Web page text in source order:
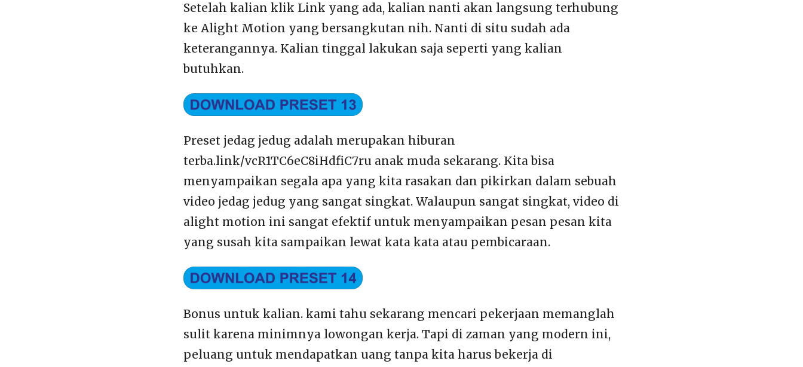
Setelah kalian klik Link yang ada, kalian nanti akan langsung terhubung
ke Alight Motion yang bersangkutan nih. Nanti di situ sudah ada
keterangannya. Kalian tinggal lakukan saja seperti yang kalian
butuhkan.
Preset jedag jedug adalah merupakan hiburan
terba.link/vcR1TC6eC8iHdfiC7ru anak muda sekarang. Kita bisa
menyampaikan segala apa yang kita rasakan dan pikirkan dalam sebuah
video jedag jedug yang sangat singkat. Walaupun sangat singkat, video di
alight motion ini sangat efektif untuk menyampaikan pesan pesan kita
yang susah kita sampaikan lewat kata kata atau pembicaraan.
Bonus untuk kalian. kami tahu sekarang mencari pekerjaan memanglah
sulit karena minimnya lowongan kerja. Tapi di zaman yang modern ini,
peluang untuk mendapatkan uang tanpa kita harus bekerja di